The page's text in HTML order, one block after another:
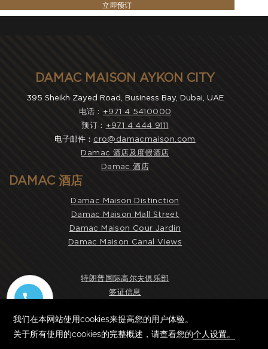
立即预订
DAMAC MAISON AYKON CITY
395 Sheikh Zayed Road, Business Bay, Dubai, UAE
电话： +971 4 5410000
预订： +971 4 444 9111
电子邮件： cro@damacmaison.com
Damac 酒店及度假酒店
Damac 酒店
DAMAC 酒店
Damac Maison Distinction
Damac Maison Mall Street
Damac Maison Cour Jardin
Damac Maison Canal Views
特朗普国际高尔夫俱乐部
签证信息